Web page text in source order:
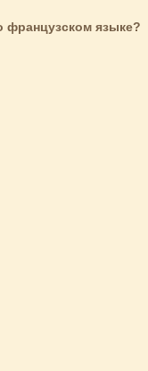
французском языке?